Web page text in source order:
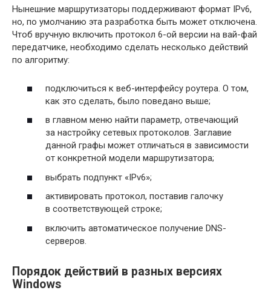
Нынешние маршрутизаторы поддерживают формат IPv6,
но, по умолчанию эта разработка быть может отключена.
Чтоб вручную включить протокол 6-ой версии на вай-фай
передатчике, необходимо сделать несколько действий
по алгоритму:
подключиться к веб-интерфейсу роутера. О том,
как это сделать, было поведано выше;
в главном меню найти параметр, отвечающий
за настройку сетевых протоколов. Заглавие
данной графы может отличаться в зависимости
от конкретной модели маршрутизатора;
выбрать подпункт «IPv6»;
активировать протокол, поставив галочку
в соответствующей строке;
включить автоматическое получение DNS-
серверов.
Порядок действий в разных версиях
Windows